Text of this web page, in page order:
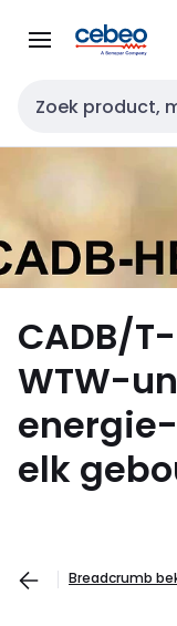
naar
naar
Zoekveld invoer
CADB/T-
WTW-
elk
Breadcrumb